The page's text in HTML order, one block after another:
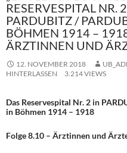
RESERVESPITAL NR.
PARDUBITZ /
BÖHMEN 1914 –
ÄRZTINNEN UND
12. NOVEMBER 2018
HINTERLASSEN
3.214 VIEWS
Das Reservespital Nr. 2 in
in Böhmen 1914 – 1918
Folge 8.10 – Ärztinnen und